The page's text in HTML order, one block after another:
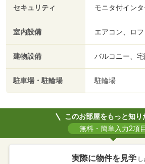
セキュリティ モニタ付イン
室内設備 エアコン、ロフ
建物設備 バルコニー、宅
駐車場・駐輪場 駐輪場
このお部屋をもっと知り
無料・簡単入力2項目
実際に物件を見学